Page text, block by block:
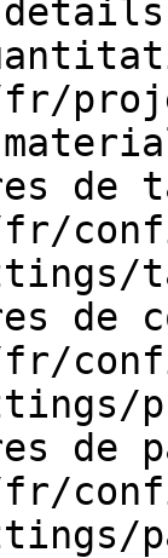
fr/
fr/
de
fr/
de
fr/